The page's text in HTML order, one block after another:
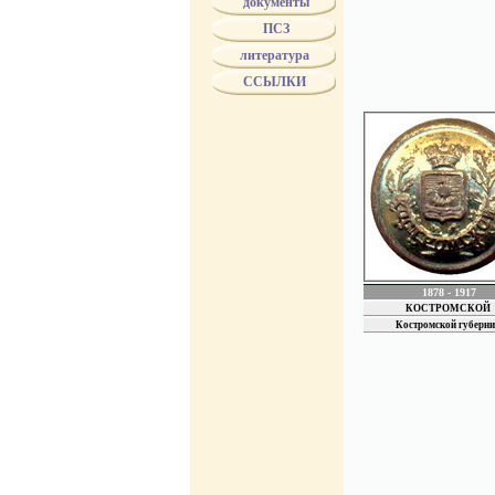
ПСЗ
литература
ССЫЛКИ
губернаторы имели
прокуроры. Эта
В 1824 г. цветовые
входящих в каждое
некоторых губерний
Различие между
должны были быть из
наименование
с 1834 года
МинЮста.
с 1853 года по 1856
4 июля 1857 года был
территориальных
в 1858 году всем
указаны особые
1878 - 1917
КОСТРОМСКОЙ
Костромской